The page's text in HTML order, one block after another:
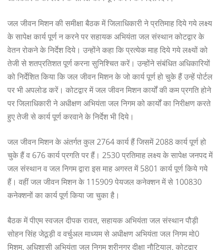
जल जीवन मिशन की समीक्षा बैठक में जिलाधिकारी ने प्रतिमाह दिये गये लक्ष्य
के सापेक्ष कार्य पूर्ण न करने पर सहायक अभियंता जल संस्थान कोटद्वार के
वेतन रोकने के निर्देश दिये। उन्होंने कहा कि प्रत्येक माह दिये गये लक्ष्यों को
तेजी से शतप्रतिशत पूर्ण करना सुनिश्चित करें। उन्होंने संबंधित अधिकारियों
को निर्देशित किया कि जल जीवन मिशन के जो कार्य पूर्ण हो चुके हैं उन्हें पोर्टल
पर भी अपलोड करें। कोटद्वार में जल जीवन मिशन कार्यों की कम प्रगति होने
पर जिलाधिकारी ने अधीक्षण अभियंता जल निगम को कार्यों का निरीक्षण करते
हुए तेजी से कार्य पूर्ण करवाने के निर्देश भी दिये।
जल जीवन मिशन के अंतर्गत कुल 2764 कार्य हैं जिसमें 2088 कार्य पूर्ण हो
चुके हैं व 676 कार्य प्रगति पर हैं। 2530 प्रतिमाह लक्ष्य के सापेक्ष जनपद में
जल संस्थान व जल निगम द्वारा इस माह अगस्त में 5801 कार्य पूर्ण किये गये
हैं। वहीं जल जीवन मिशन के 115909 पेयजल कनेक्शन में से 100830
कनेक्शनों का कार्य पूर्ण किया जा चुका है।
बैठक में पीएम स्वजल दीपक रावत, सहायक अभियंता जल संस्थान पौड़ी
सोहन सिंह जेठूड़ी व वर्चुअल माध्यम से अधीक्षण अभियंता जल निगम मो0
मिशम, अधिशासी अभियंता जल निगम श्रीनगर दीक्षा नौटियाल, कोटद्वार